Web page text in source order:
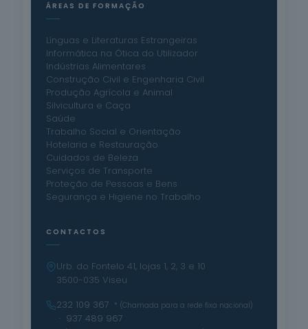
ÁREAS DE FORMAÇÃO
Línguas e Literaturas Estrangeiras
Informática na Ótica do Utilizador
Indústrias Alimentares
Construção Civil e Engenharia Civil
Produção Agrícola e Animal
Silvicultura e Caça
Saúde
Trabalho Social e Orientação
Hotelaria e Restauração
Cuidados de Beleza
Serviços de Transporte
Proteção de Pessoas e Bens
Segurança e Higiene no Trabalho
CONTACTOS
Urb. do Fontelo 41, lojas 1, 2, 3 e 10
3500-035 Viseu
232 109 367
* (Chamada para a rede fixa nacional)
· 937 489 967